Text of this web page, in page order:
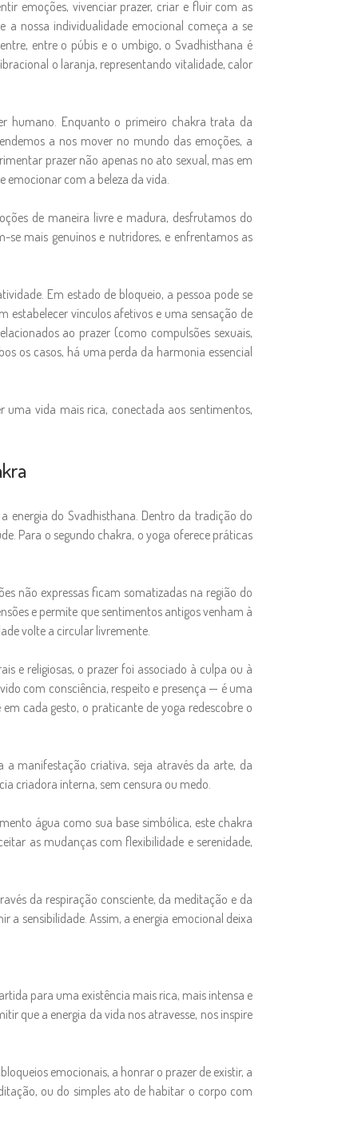
emoções, vivenciar prazer, criar e fluir com as
a nossa individualidade emocional começa a se
entre o púbis e o umbigo, o Svadhisthana é
o laranja, representando vitalidade, calor
humano. Enquanto o primeiro chakra trata da
a nos mover no mundo das emoções, a
prazer não apenas no ato sexual, mas em
emocionar com a beleza da vida.
de maneira livre e madura, desfrutamos do
mais genuínos e nutridores, e enfrentamos as
Em estado de bloqueio, a pessoa pode se
estabelecer vínculos afetivos e uma sensação de
ao prazer (como compulsões sexuais,
os casos, há uma perda da harmonia essencial
uma vida mais rica, conectada aos sentimentos,
energia do Svadhisthana. Dentro da tradição do
Para o segundo chakra, o yoga oferece práticas
não expressas ficam somatizadas na região do
e permite que sentimentos antigos venham à
volte a circular livremente.
e religiosas, o prazer foi associado à culpa ou à
com consciência, respeito e presença — é uma
cada gesto, o praticante de yoga redescobre o
a manifestação criativa, seja através da arte, da
criadora interna, sem censura ou medo.
água como sua base simbólica, este chakra
as mudanças com flexibilidade e serenidade,
da respiração consciente, da meditação e da
sensibilidade. Assim, a energia emocional deixa
para uma existência mais rica, mais intensa e
que a energia da vida nos atravesse, nos inspire
emocionais, a honrar o prazer de existir, a
ou do simples ato de habitar o corpo com